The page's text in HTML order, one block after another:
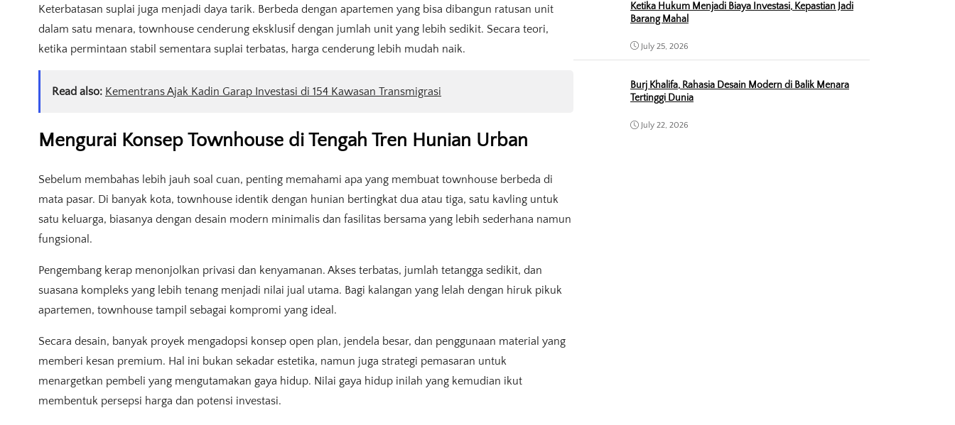
Keterbatasan suplai juga menjadi daya tarik. Berbeda dengan apartemen yang bisa dibangun ratusan unit
dalam satu menara, townhouse cenderung eksklusif dengan jumlah unit yang lebih sedikit. Secara teori,
ketika permintaan stabil sementara suplai terbatas, harga cenderung lebih mudah naik.
Read also: Kementrans Ajak Kadin Garap Investasi di 154 Kawasan Transmigrasi
Mengurai Konsep Townhouse di Tengah Tren Hunian Urban
Sebelum membahas lebih jauh soal cuan, penting memahami apa yang membuat townhouse berbeda di
mata pasar. Di banyak kota, townhouse identik dengan hunian bertingkat dua atau tiga, satu kavling untuk
satu keluarga, biasanya dengan desain modern minimalis dan fasilitas bersama yang lebih sederhana namun
fungsional.
Pengembang kerap menonjolkan privasi dan kenyamanan. Akses terbatas, jumlah tetangga sedikit, dan
suasana kompleks yang lebih tenang menjadi nilai jual utama. Bagi kalangan yang lelah dengan hiruk pikuk
apartemen, townhouse tampil sebagai kompromi yang ideal.
Secara desain, banyak proyek mengadopsi konsep open plan, jendela besar, dan penggunaan material yang
memberi kesan premium. Hal ini bukan sekadar estetika, namun juga strategi pemasaran untuk
menargetkan pembeli yang mengutamakan gaya hidup. Nilai gaya hidup inilah yang kemudian ikut
membentuk persepsi harga dan potensi investasi.
Ketika Hukum Menjadi Biaya Investasi, Kepastian Jadi
Barang Mahal
July 25, 2026
Burj Khalifa, Rahasia Desain Modern di Balik Menara
Tertinggi Dunia
July 22, 2026